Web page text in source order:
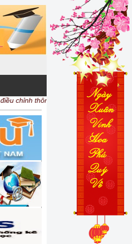
chỉnh thông tư 30 ... * Thông tư BGD